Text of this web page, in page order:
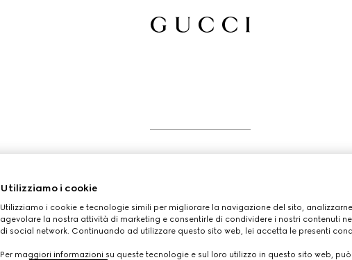
Utilizziamo i cookie
Utilizziamo i cookie e tecnologie simili per migliorare la navigazione del sito, analizzarne
agevolare la nostra attività di marketing e consentirle di condividere i nostri contenuti
di social network. Continuando ad utilizzare questo sito web, lei accetta le presenti
Per maggiori informazioni su queste tecnologie e sul loro utilizzo in questo sito web,